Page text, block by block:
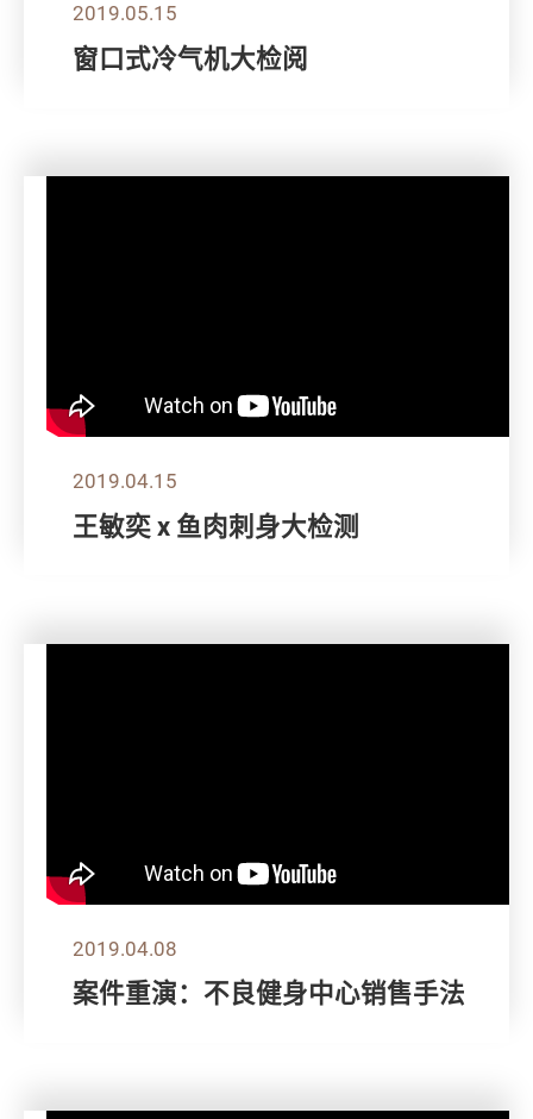
2019.05.15
窗口式冷气机大检阅
2019.04.15
王敏奕 x 鱼肉刺身大检测
2019.04.08
案件重演：不良健身中心销售手法